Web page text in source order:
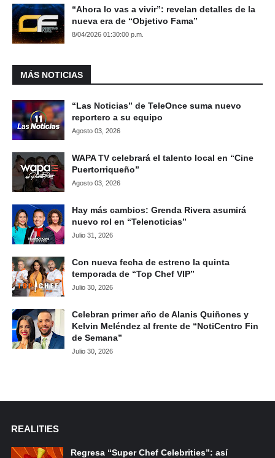
“Ahora lo vas a vivir”: revelan detalles de la
nueva era de “Objetivo Fama”
8/04/2026 01:30:00 p.m.
MÁS NOTICIAS
“Las Noticias” de TeleOnce suma nuevo
reportero a su equipo
Agosto 03, 2026
WAPA TV celebrará el talento local en “Cine
Puertorriqueño”
Agosto 03, 2026
Hay más cambios: Grenda Rivera asumirá
nuevo rol en “Telenoticias”
Julio 31, 2026
Con nueva fecha de estreno la quinta
temporada de “Top Chef VIP”
Julio 30, 2026
Celebran primer año de Alanis Quiñones y
Kelvin Meléndez al frente de “NotiCentro Fin
de Semana”
Julio 30, 2026
REALITIES
Regresa “Super Chef Celebrities”: así